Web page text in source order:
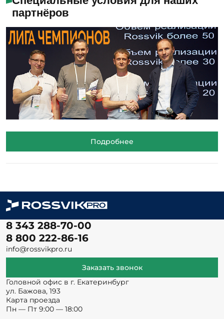
партнёров
Подробнее
8 343 288-70-00
8 800 222-86-16
info@rossvikpro.ru
Заказать звонок
Головной офис в г. Екатеринбург
ул. Бажова, 193
Карта проезда
Пн — Пт 9:00 — 18:00